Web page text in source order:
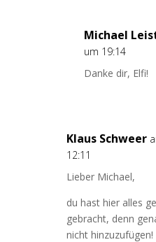
Michael
um 19:14
Danke dir, Elfi!
Klaus Schweer
12:11
Lieber Michael,
du hast hier alles
gebracht, denn
nicht hinzuzufügen!